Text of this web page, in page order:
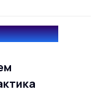
октября